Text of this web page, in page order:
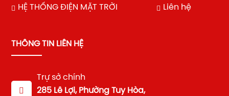
HỆ THỐNG ĐIỆN MẶT TRỜI Liên hệ
THÔNG TIN LIÊN HỆ
Trự sở chính
285 Lê Lợi, Phường Tuy Hòa,